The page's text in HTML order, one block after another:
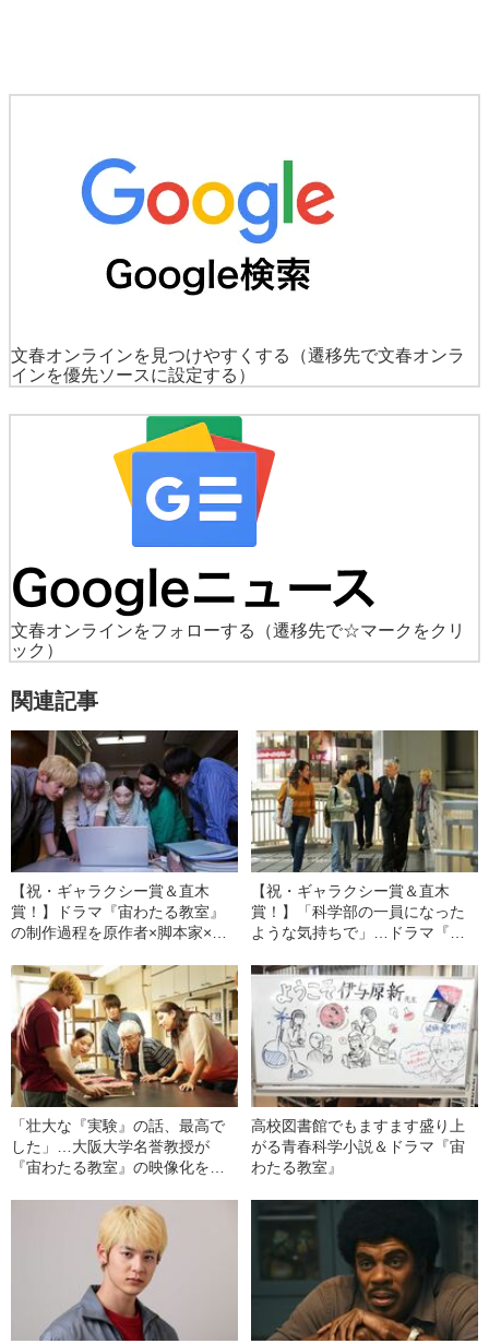
文春オンラインを見つけやすくする
（遷移先で文春オンラ
インを優先ソースに設定する）
文春オンラインをフォローする
（遷移先で☆マークをクリ
ック）
関連記事
【祝・ギャラクシー賞＆直木
賞！】ドラマ『宙わたる教室』
の制作過程を原作者×脚本家×監
【祝・ギャラクシー賞＆直木
賞！】「科学部の一員になった
ような気持ちで」…ドラマ『宙
監督が語った制作秘話！
「壮大な『実験』の話、最高で
した」…大阪大学名誉教授が
『宙わたる教室』の映像化を予
高校図書館でもますます盛り上
がる青春科学小説＆ドラマ『宙
わたる教室』